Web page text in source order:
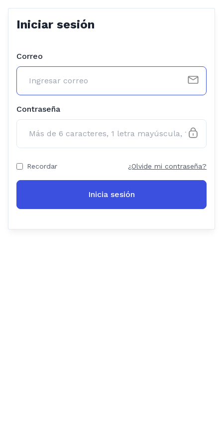
Iniciar sesión
Correo
Contraseña
Recordar ¿Olvide mi contraseña?